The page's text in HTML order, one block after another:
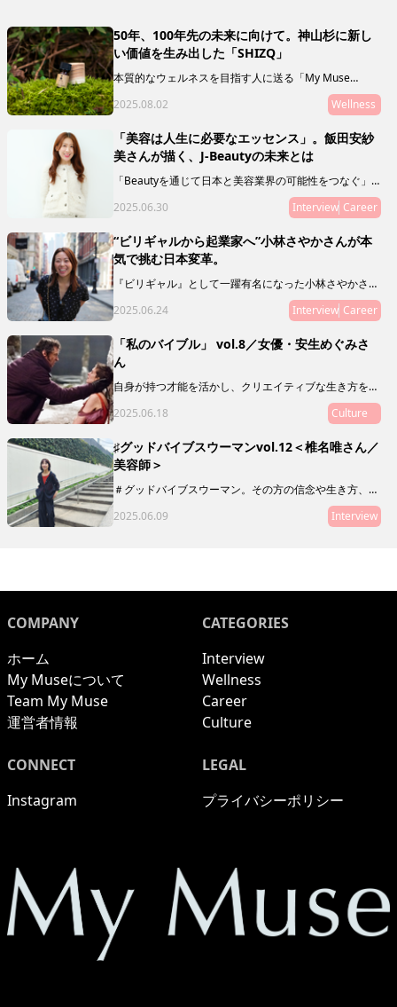
50年、100年先の未来に向けて。神山杉に新し
い価値を生み出した「SHIZQ」
本質的なウェルネスを目指す人に送る「My Muse
Selection」。最終回を飾るのは、徳島県の神山を拠点
に活動する「SHIZQ（しずく）」。山や川を守るために
「木を使う」というコンセプトのもと、器やアロマを製
作・販売しています。 「質がいいもの」の奥に潜むリ
レーションシップ（関連性やつながり）に目を向けるこ
とで、50年後の私たちの未来に繋げていきましょう。
2025.08.02 Wellness
「美容は人生に必要なエッセンス」。飯田安紗
美さんが描く、J-Beautyの未来とは
「Beautyを通じて日本と美容業界の可能性をつなぐ」
ことをミッションとし、新規事業やマガジン、複業支援
などを通じて、J Beautyを世界へ拡げる活動をリードし
ている飯田 安紗美さんにインタビュー。日本の美容業
界の可能性とは？ その未来とは？ 飯田さんの人生経
験ならではの想いを語ってもらいました。
2025.06.30 Interview Career
“ビリギャルから起業家へ”小林さやかさんが本
気で挑む日本変革。
『ビリギャル』として一躍有名になった小林さやかさ
ん。偏差値30から慶應合格というサクセスストーリーの
主人公でありながら、彼女が伝えたいのは「頑張れば夢
は叶う！」なんていう、単純な話ではありません。教育
や人生について独自のスタンスで発信を続ける小林さん
に、現在の活動や目指しているものを聞いてみました。
2025.06.24 Interview Career
「私のバイブル」 vol.8／女優・安生めぐみさ
ん
自身が持つ才能を活かし、クリエイティブな生き方をし
ている素敵な人に、ミューズたちの指針や道標となり、
My Museの在り方を体現するような映画や本、アート
2025.06.18 Culture
♯グッドバイブスウーマンvol.12＜椎名唯さん／
美容師＞
＃グッドバイブスウーマン。その方の信念や生き方、在
り方がわかるような、「10の質問」をお届けします。本
連載は、グッドバイブスな友人・知人をご紹介していく
リレー形式。第12回目にご登場いただくのは、美容師の
2025.06.09 Interview
COMPANY
ホーム
My Museについて
Team My Muse
運営者情報
CATEGORIES
Interview
Wellness
Career
Culture
CONNECT
Instagram
LEGAL
プライバシーポリシー